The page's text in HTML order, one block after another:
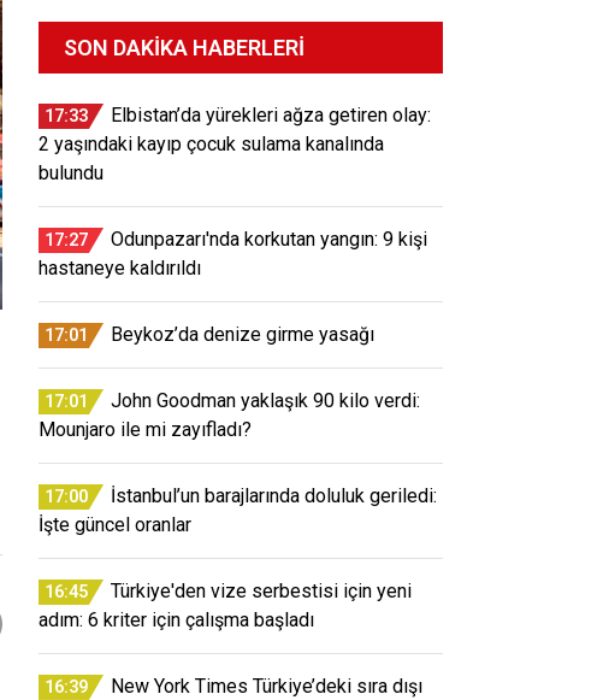
SON DAKIKA HABERLERI
17:33
Elbistan’da yürekleri ağza getiren olay:
2 yaşındaki kayıp çocuk sulama kanalında
bulundu
17:27
Odunpazarı'nda korkutan yangın: 9 kişi
hastaneye kaldırıldı
17:01 Beykoz’da denize girme yasağı
17:01
John Goodman yaklaşık 90 kilo verdi:
Mounjaro ile mi zayıfladı?
17:00
İstanbul’un barajlarında doluluk geriledi:
İşte güncel oranlar
16:45
Türkiye'den vize serbestisi için yeni
adım: 6 kriter için çalışma başladı
16:39
New York Times Türkiye’deki sıra dışı